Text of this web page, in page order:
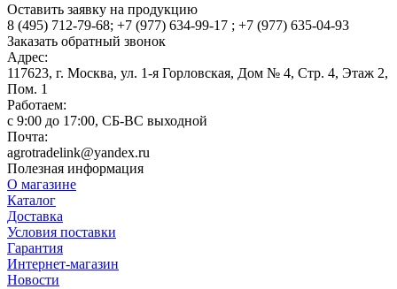
Оставить заявку на продукцию
8 (495) 712-79-68; +7 (977) 634-99-17 ; +7 (977) 635-04-93
Заказать обратный звонок
Адрес:
117623, г. Москва, ул. 1-я Горловская, Дом № 4, Стр. 4, Этаж 2,
Пом. 1
Работаем:
c 9:00 до 17:00, СБ-ВС выходной
Почта:
agrotradelink@yandex.ru
Полезная информация
О магазине
Каталог
Доставка
Условия поставки
Гарантия
Интернет-магазин
Новости